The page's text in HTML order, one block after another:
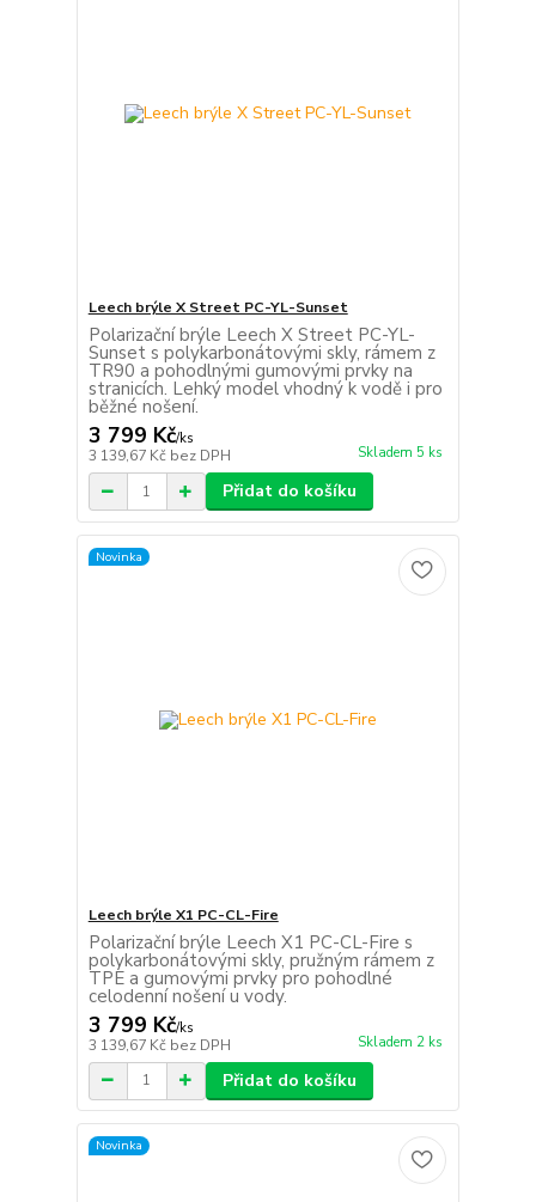
Leech brýle X Street PC-YL-Sunset
Polarizační brýle Leech X Street PC-YL-
Sunset s polykarbonátovými skly, rámem z
TR90 a pohodlnými gumovými prvky na
stranicích. Lehký model vhodný k vodě i pro
běžné nošení.
3 799 Kč/ks
3 139,67 Kč bez DPH Skladem 5 ks
Přidat do košíku
Novinka
Leech brýle X1 PC-CL-Fire
Polarizační brýle Leech X1 PC-CL-Fire s
polykarbonátovými skly, pružným rámem z
TPE a gumovými prvky pro pohodlné
celodenní nošení u vody.
3 799 Kč/ks
3 139,67 Kč bez DPH Skladem 2 ks
Přidat do košíku
Novinka